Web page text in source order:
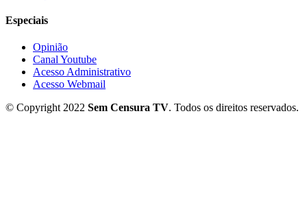
Especiais
Opinião
Canal Youtube
Acesso Administrativo
Acesso Webmail
© Copyright 2022 Sem Censura TV. Todos os direitos reservados.